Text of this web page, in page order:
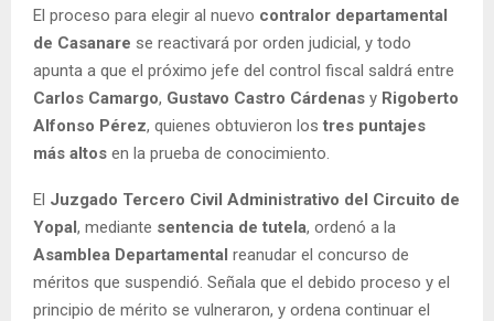
El proceso para elegir al nuevo contralor departamental
de Casanare se reactivará por orden judicial, y todo
apunta a que el próximo jefe del control fiscal saldrá entre
Carlos Camargo, Gustavo Castro Cárdenas y Rigoberto
Alfonso Pérez, quienes obtuvieron los tres puntajes
más altos en la prueba de conocimiento.
El Juzgado Tercero Civil Administrativo del Circuito de
Yopal, mediante sentencia de tutela, ordenó a la
Asamblea Departamental reanudar el concurso de
méritos que suspendió. Señala que el debido proceso y el
principio de mérito se vulneraron, y ordena continuar el